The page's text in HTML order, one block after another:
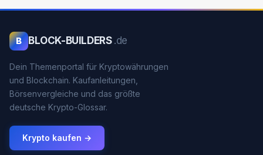
B BLOCK-BUILDERS .de
Dein Themenportal für Kryptowährungen
und Blockchain. Kaufanleitungen,
Börsenvergleiche und das größte
deutsche Krypto-Glossar.
Krypto kaufen →